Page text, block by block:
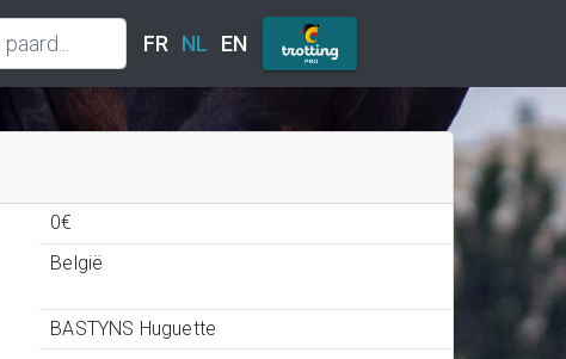
FR NL EN
0€
België
BASTYNS Huguette